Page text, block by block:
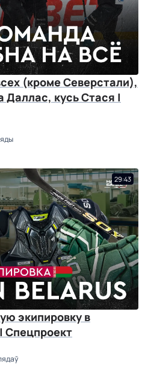
(кроме Северстали),
Даллас, кусь Стася |
29:43
экипировку в
Спецпроект